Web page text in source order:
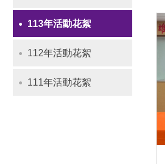
113年活動花絮
112年活動花絮
111年活動花絮